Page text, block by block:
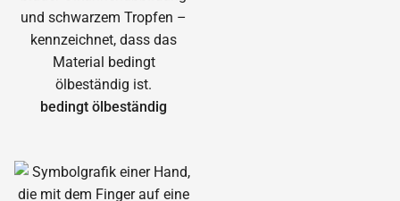
bedingt ölbeständig